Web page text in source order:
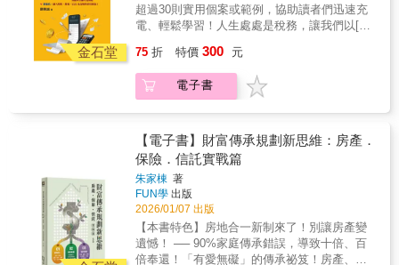
適用，恐生錯殺情形。財政部113年12月3日台
財稅字第11304656750號令核釋，下列五種特
義務人另行租屋居住仍得申報本項扣除額：1.
公告拆遷或危險房屋：房屋經政府公告拆遷，
或災後依《災害後危險建築物緊急評估辦法》
張貼危險標誌。2. 毀損不堪居住：房屋毀損面
使用。3. 繼承共有且持分未達全部：因繼承取
得共有房屋，申報戶內親屬之持分合計未達百
分之百。4. 就業、就學或就醫異地租屋：申報
戶成員因工作、求學或醫療等客觀因素必須異
地租屋，且名下合計僅有前三項以外之一戶房
屋供自住使用（含共有房屋）。5. 法定分居配
偶之房屋：夫妻符合法定分居條件並各自辦理
綜所稅申報，配偶名下持有之房屋。舉例來
所以你想了解稅，進而節稅；不過稅又很難
解，所以你永遠不懂稅，永遠多繳稅。本書讓
你打破上述惡性循環。本書在2018年出版後，
針對2026年法條更新進行修訂，並新增介紹本
年度最新且最重要議題。 本◇書◇特◇色
◆法條搭配案例解說，明白易懂例如2026年增
房族仍可申報租金扣除額，作者以法條搭配案
例進行說明，特別易於理解。「房屋租金支出
特別扣除額規定納稅義務人、配偶及受扶養直
系親屬於我國境內須「無自有房屋」，方可列
報。實務上卻常見民眾名下雖有房產，卻因客
觀因素無法居住而必須另行租屋，若一律排除
適用，恐生錯殺情形。財政部113年12月3日台
財稅字第11304656750號令核釋，下列五種特
投資績效的考量，避免陷入「稅法表面上應該
做的事，加上投資的考量之後，反而不應該
移轉方式稅金差很大房地產身兼「自住＋投
資」雙重功能，其資產價值較高的特性，稅負
自然高。在不動產贈與上，更需利用「台灣房
與傳承在合理稅制下有效進行財富傳承，確保
資產不因稅負壓力而縮水。掌握最佳的資產傳
承方式，確保未來世代能夠延續資產價值，不
因高額稅負而影響財富的累積與管理。還有聰
明移轉股權，少繳稅、多傳承。然後更進一
步，擴大社會影響力！
哪些訊息？闕又上老師以40年豐厚的財務規劃
和理財管理經驗，在本書傳授小資族與中產家
庭，如何在合法的情況下，找到有利的節稅方
單位，讓台灣一流企業為你這筆小錢幹活，40
年下來，你得到的福利將高於國家勞保能夠給
付給你的退休金，而且幾乎多出一倍！本書列
舉了四大議題：議題一：台灣個人所得稅的全
貌與高度當你在賺錢的同時，政府也在關心你
的收入，這就是「綜合所得稅」的存在。節稅
的第一步，就是守好你的荷包，減少不必要的
稅負，從每年省下15,000元開始。議題二：理
財稅務更應全盤考量，不只看投資績效要取得
理財稅務的節稅福利不只看稅法，還必須加入
投資績效的考量，避免陷入「稅法表面上應該
做的事，加上投資的考量之後，反而不應該
金石堂
超過30則實用個案或範例，協助讀者們迅速充
電、輕鬆學習！人生處處是稅務，讓我們以[租
(Associate Financial Planner)與CFP(國際認證
高級理財規劃顧問)課綱之改變，本書可作為輕
鬆個案學習的租稅理財參考工具書，助您迅速
個案！2. 具體化：納入個案範例的金額計算，
讓您真的了解！3. 輕鬆學：透過輕鬆易懂的解
說與要點歸納，讓朋友們可以輕鬆學習！4.
AFP & CFP參考工具書：納入租稅規劃與財富
傳承規劃自編考題與解答，讓讀者充實考試重
75 折 特價 300 元
電子書
【電子書】財富傳承規劃新思維：房產．
保險．信託實戰篇
朱家棟 著
FUN學 出版
2026/01/07 出版
【本書特色】房地合一新制來了！別讓房產變
遺憾！ ── 90%家庭傳承錯誤，導致十倍、百
倍奉還！「有愛無礙」的傳承祕笈！房產、保